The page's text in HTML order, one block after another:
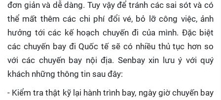
đơn giản và dễ dàng. Tuy vậy để tránh các sai sót và có
thể mất thêm các chi phí đổi vé, bỏ lỡ công việc, ảnh
hưởng tới các kế hoạch chuyến đi của mình. Đặc biệt
các chuyến bay đi Quốc tế sẽ có nhiều thủ tục hơn so
với các chuyến bay nội địa. Senbay xin lưu ý với quý
khách những thông tin sau đây:
- Kiểm tra thật kỹ lại hành trình bay, ngày giờ chuyến bay